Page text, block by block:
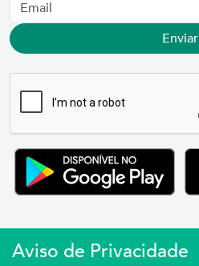
Aviso de Privacidade
Enviar